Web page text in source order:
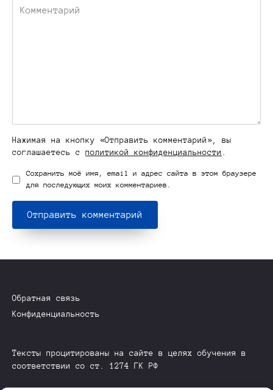
Комментарий
Нажимая на кнопку «Отправить комментарий», вы
соглашаетесь с политикой конфиденциальности
Сохранить моё имя, email и адрес сайта в этом браузере
для последующих моих комментариев.
Обратная связь
Конфиденциальность
Тексты процитированы на сайте в целях обучения в
соответствии со ст. 1274 ГК РФ